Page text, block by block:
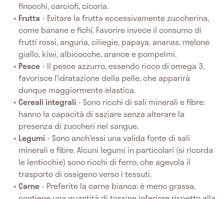
finocchi, carciofi, cicoria.
Frutta - Evitare la frutta eccessivamente zuccherina,
come banane e fichi. Favorire invece il consumo di
frutti rossi, anguria, ciliegie, papaya, ananas, melone
giallo, kiwi, albicocche, arance e pompelmi.
Pesce - Il pesce azzurro, essendo ricco di omega 3,
favorisce l'idratazione della pelle, che apparirà
dunque maggiormente elastica.
Cereali integrali - Sono ricchi di sali minerali e fibre:
hanno la capacità di saziare senza alterare la
presenza di zuccheri nel sangue.
Legumi - Sono anch'essi una valida fonte di sali
minerali e fibre. Alcuni legumi in particolari (si ricorda
le lenticchie) sono ricchi di ferro, che agevola il
trasporto di ossigeno verso i tessuti.
Carne - Preferite la carne bianca: è meno grassa,